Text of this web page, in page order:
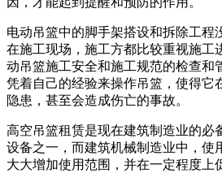
电动吊篮中的脚手架搭设和拆除工程
在施工现场，施工方都比较重视施工
动吊篮施工安全和施工规范的检查和
凭着自己的经验来操作吊篮，使得它
隐患，甚至会造成伤亡的事故。
高空吊篮租赁是现在建筑制造业的必
设备之一，而建筑机械制造业中，使
大大增加使用范围，并在一定程度上